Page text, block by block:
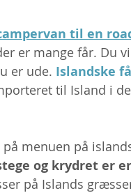
til en
er mange får. Du
er ude. Islandske
til Island i
menuen på
og krydret er
på Islands